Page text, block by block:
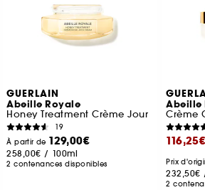
GUERLAIN
Abeille Royale
Honey Treatment Crème Jour
19
À partir de 129,00€
258,00€ / 100ml
2 contenances disponibles
Abeille
Crème
116,25€
Prix
232,50€
2